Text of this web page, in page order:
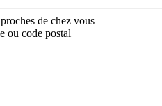
de chez vous
ou code postal